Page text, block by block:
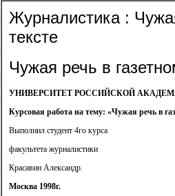
Журналистика :
тексте
Чужая речь в
УНИВЕРСИТЕТ РОССИЙСКОЙ
Курсовая работа на тему: «Чужая речь в
Выполнил студент 4го курса
факультета журналистики
Красавин Александр.
Москва 1998г.